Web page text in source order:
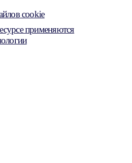
cookie
применяются